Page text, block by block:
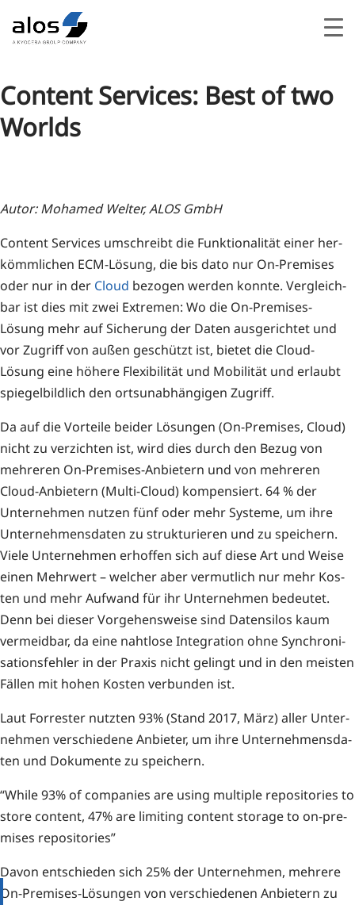
Content Services: Best of two
Worlds
Autor: Moha­med Welter, ALOS GmbH
Con­tent Ser­vices umschreibt die Funk­tio­na­li­tät einer her­
kömm­li­chen ECM-Lösung, die bis dato nur On-Pre­mi­ses
oder nur in der Cloud bezo­gen wer­den konn­te. Ver­gleich­
bar ist dies mit zwei Extre­men: Wo die On-Pre­mi­ses-
Lösung mehr auf Siche­rung der Daten aus­ge­rich­tet und
vor Zugriff von außen geschützt ist, bie­tet die Cloud-
Lösung eine höhe­re Fle­xi­bi­li­tät und Mobi­li­tät und erlaubt
spie­gel­bild­lich den orts­un­ab­hän­gi­gen Zugriff.
Da auf die Vor­tei­le bei­der Lösun­gen (On-Pre­mi­ses, Cloud)
nicht zu ver­zich­ten ist, wird dies durch den Bezug von
meh­re­ren On-Pre­mi­ses-Anbie­tern und von meh­re­ren
Cloud-Anbie­tern (Mul­ti-Cloud) kom­pen­siert. 64 % der
Unter­neh­men nut­zen fünf oder mehr Sys­te­me, um ihre
Unter­neh­mens­da­ten zu struk­tu­rie­ren und zu spei­chern.
Vie­le Unter­neh­men erhof­fen sich auf die­se Art und Wei­se
einen Mehr­wert – wel­cher aber ver­mut­lich nur mehr Kos­
ten und mehr Auf­wand für ihr Unter­neh­men bedeu­tet.
Denn bei die­ser Vor­ge­hens­wei­se sind Daten­si­los kaum
ver­meid­bar, da eine naht­lo­se Inte­gra­ti­on ohne Syn­chro­ni­
sa­ti­ons­feh­ler in der Pra­xis nicht gelingt und in den meis­ten
Fäl­len mit hohen Kos­ten ver­bun­den ist.
Laut For­res­ter nutz­ten 93% (Stand 2017, März) aller Unter­
neh­men ver­schie­de­ne Anbie­ter, um ihre Unter­neh­mens­da­
ten und Doku­men­te zu speichern.
“While 93% of com­pa­nies are using mul­ti­ple repo­si­to­ries to
store con­tent, 47% are limi­ting con­tent sto­rage to on-pre­
mi­ses repositories”
Davon ent­schie­den sich 25% der Unter­neh­men, meh­re­re
On-Pre­mi­ses-Lösun­gen von ver­schie­de­nen Anbie­tern zu